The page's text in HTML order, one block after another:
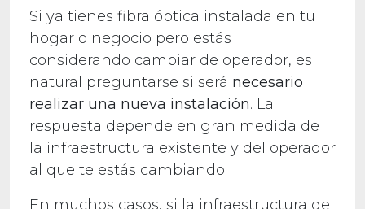
Si ya tienes fibra óptica instalada en tu
hogar o negocio pero estás
considerando cambiar de operador, es
natural preguntarse si será necesario
realizar una nueva instalación. La
respuesta depende en gran medida de
la infraestructura existente y del operador
al que te estás cambiando.
En muchos casos, si la infraestructura de